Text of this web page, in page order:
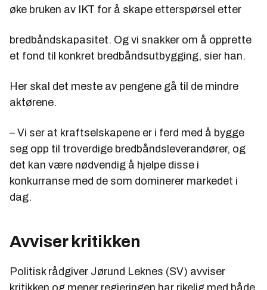
øke bruken av IKT for å skape etterspørsel etter
bredbåndskapasitet. Og vi snakker om å opprette
et fond til konkret bredbåndsutbygging, sier han.
Her skal det meste av pengene gå til de mindre
aktørene.
– Vi ser at kraftselskapene er i ferd med å bygge
seg opp til troverdige bredbåndsleverandører, og
det kan være nødvendig å hjelpe disse i
konkurranse med de som dominerer markedet i
dag.
Avviser kritikken
Politisk rådgiver Jørund Leknes (SV) avviser
kritikken og mener regjeringen har rikelig med både